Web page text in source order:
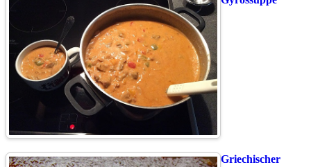
Griechischer